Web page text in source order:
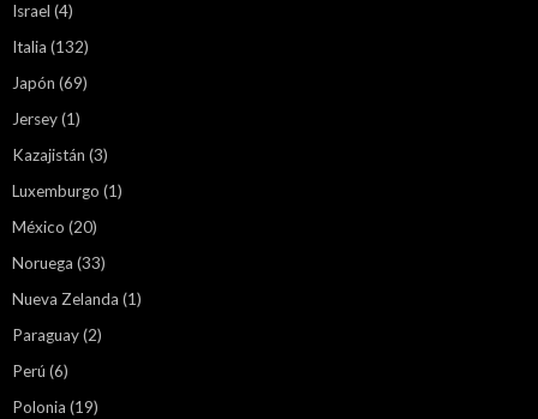
Israel (4)
Italia (132)
Japón (69)
Jersey(1)
Kazajistán (3)
Luxemburgo (1)
México (20)
Noruega (33)
Nueva Zelanda (1)
Paraguay(2)
Perú (6)
Polonia (19)